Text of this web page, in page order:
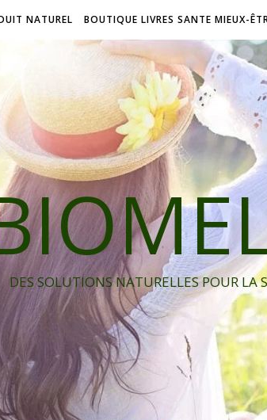
NATUREL BOUTIQUE LIVRES SANTE MIEUX-
DES SOLUTIONS NATURELLES POUR LA